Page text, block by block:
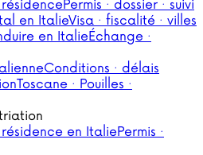
Permis · dossier · suivi
en ItalieVisa · fiscalité · villes
en ItalieÉchange ·
Conditions · délais
Toscane · Pouilles ·
en ItaliePermis ·